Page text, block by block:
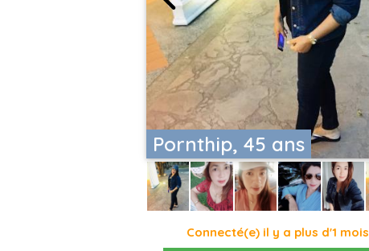
Pornthip, 45 ans
Connecté(e) il y a plus d'1 mois